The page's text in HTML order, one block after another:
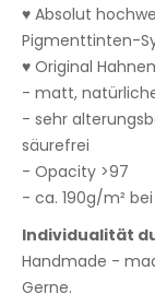
♥ Absolut
Pigmenttinten-
♥ Original
- matt,
- sehr
säurefrei
- Opacity >97
- ca. 190g/m²
Individualität
Handmade -
Gerne.